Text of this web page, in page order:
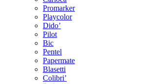
Promarker
Playcolor
Dido’
Pilot
Bic
Pentel
Papermate
Blasetti
Colibri’